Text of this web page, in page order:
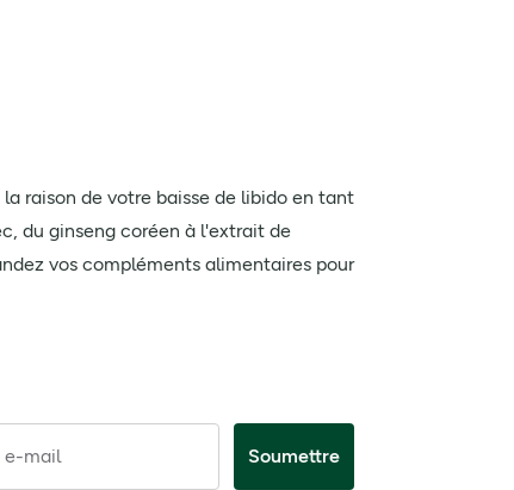
raison de votre baisse de libido en tant
du ginseng coréen à l'extrait de
vos compléments alimentaires pour
e-mail Soumettre